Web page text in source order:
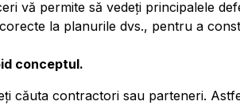
vă permite să vedeți principalele
la planurile dvs., pentru a
conceptul.
căuta contractori sau parteneri.